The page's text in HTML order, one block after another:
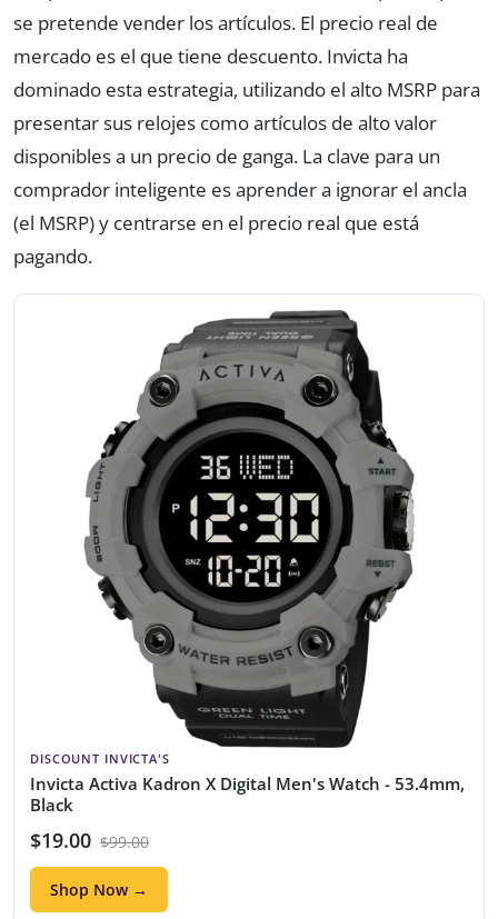
se pretende vender los artículos. El precio real de
mercado es el que tiene descuento. Invicta ha
dominado esta estrategia, utilizando el alto MSRP para
presentar sus relojes como artículos de alto valor
disponibles a un precio de ganga. La clave para un
comprador inteligente es aprender a ignorar el ancla
(el MSRP) y centrarse en el precio real que está
pagando.
DISCOUNT INVICTA'S
Invicta Activa Kadron X Digital Men's Watch - 53.4mm,
Black
$19.00 $99.00
Shop Now →